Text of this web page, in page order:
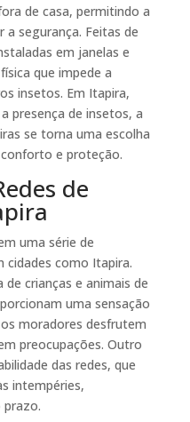
de casa, permitindo a
segurança. Feitas de
em janelas e
que impede a
insetos. Em Itapira,
presença de insetos, a
se torna uma escolha
e proteção.
de
uma série de
cidades como Itapira.
crianças e animais de
uma sensação
moradores desfrutem
preocupações. Outro
das redes, que
intempéries,